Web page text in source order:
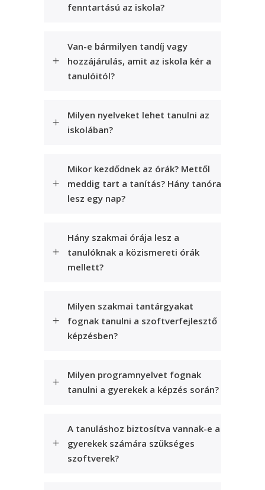
fenntartású az iskola?
Van-e bármilyen tandíj vagy
hozzájárulás, amit az iskola kér a
tanulóitól?
Milyen nyelveket lehet tanulni az
iskolában?
Mikor kezdődnek az órák? Mettől
meddig tart a tanítás? Hány tanóra
lesz egy nap?
Hány szakmai órája lesz a
tanulóknak a közismereti órák
mellett?
Milyen szakmai tantárgyakat
fognak tanulni a szoftverfejlesztő
képzésben?
Milyen programnyelvet fognak
tanulni a gyerekek a képzés során?
A tanuláshoz biztosítva vannak-e a
gyerekek számára szükséges
szoftverek?